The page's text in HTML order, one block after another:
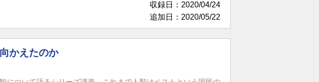
収録日：2020/04/24
追加日：2020/05/22
かえたのか